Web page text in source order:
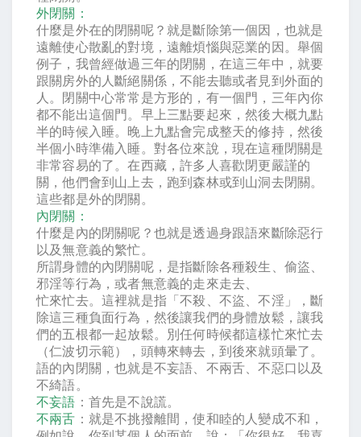
外閉關：
什麼是外在的閉關呢？就是斷除第一個因，也就是
遠離使心散亂的對境，遠離煩惱與惡業的因。舉個
例子，我曾經做過三年的閉關，在這三年中，就要
跟關房外的人斷絕關係，不能去聽或者見到外面的
人。閉關中心常常是方形的，有一個門，三年內你
都不能出這個門。早上三點要起來，然後大概九點
半的時候入睡。晚上九點會完成整天的修持，然後
半個小時準備入睡。對各位來說，現在這種閉關是
非常容易的了。在西藏，許多人喜歡閉更嚴謹的
關，他們會到山上去，跑到森林或到山洞去閉關。
這些都是外的閉關。
內閉關：
什麼是內的閉關呢？也就是透過身跟語來斷除惡行
以及無意義的繁忙。
所謂身體的內閉關呢，是指斷除各種殺生、偷盜、
邪淫等行為，或者無意義的走來走去、
忙來忙去。這裡就是指「不殺、不盜、不淫」，斷
除這三種負面行為，然後讓我們的身體放鬆，讓我
們的五根都一起放鬆。別任何時候都這樣忙來忙去
（仁波切示範），頭轉來轉去，到後來就頭暈了。
語的內閉關，也就是不妄語、不兩舌、不惡口以及
不綺語。
不妄語 ：首先是不說謊。
不兩舌 ：就是不挑撥離間，使和睦的人變成不和，